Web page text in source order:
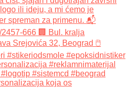
koja os